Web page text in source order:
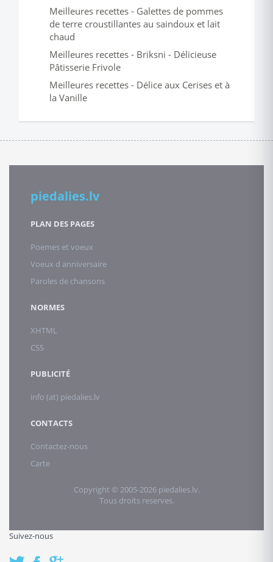
Meilleures recettes - Galettes de pommes
de terre croustillantes au saindoux et lait
chaud
Meilleures recettes - Briksni - Délicieuse
Pâtisserie Frivole
Meilleures recettes - Délice aux Cerises et à
la Vanille
piedalies.lv
PLAN DES PAGES
Poemes et voeux
Voeux d anniversaire
Paroles de chansons
NORMES
XHTML
CSS
PUBLICITÉ
info (at) piedalies.lv
CONTACTS
Contactez-nous
Carte
Copyright © 2005-2026 piedalies.lv.
Tous droits reserves.
Suivez-nous